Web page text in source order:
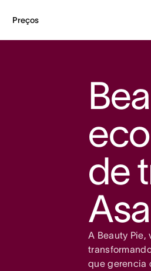
Preços
de
A Beauty Pie,
que gerencia